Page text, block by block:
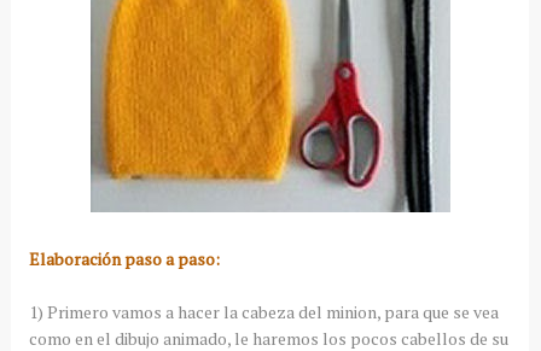
Elaboración paso a paso:
1) Primero vamos a hacer la cabeza del minion, para que se vea
como en el dibujo animado, le haremos los pocos cabellos de su